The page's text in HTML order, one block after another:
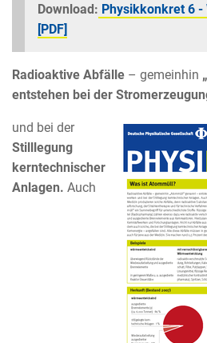
Download: Physikkonkret 6 -
[PDF]
Radioaktive Abfälle – gemeinhin
entstehen bei der
und bei der
Stilllegung
kerntechnischer
Anlagen. Auch